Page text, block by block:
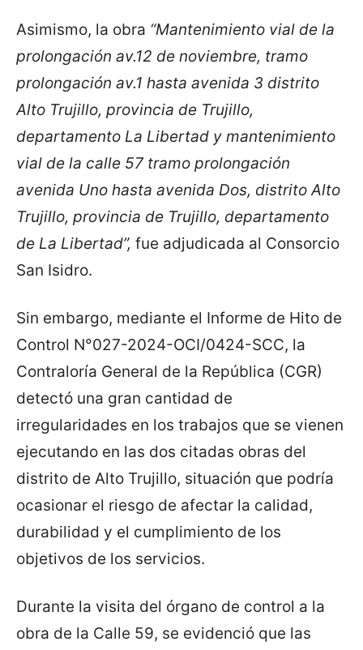
Asimismo, la obra “Mantenimiento vial de la
prolongación av.12 de noviembre, tramo
prolongación av.1 hasta avenida 3 distrito
Alto Trujillo, provincia de Trujillo,
departamento La Libertad y mantenimiento
vial de la calle 57 tramo prolongación
avenida Uno hasta avenida Dos, distrito Alto
Trujillo, provincia de Trujillo, departamento
de La Libertad”, fue adjudicada al Consorcio
San Isidro.
Sin embargo, mediante el Informe de Hito de
Control N°027-2024-OCI/0424-SCC, la
Contraloría General de la República (CGR)
detectó una gran cantidad de
irregularidades en los trabajos que se vienen
ejecutando en las dos citadas obras del
distrito de Alto Trujillo, situación que podría
ocasionar el riesgo de afectar la calidad,
durabilidad y el cumplimiento de los
objetivos de los servicios.
Durante la visita del órgano de control a la
obra de la Calle 59, se evidenció que las